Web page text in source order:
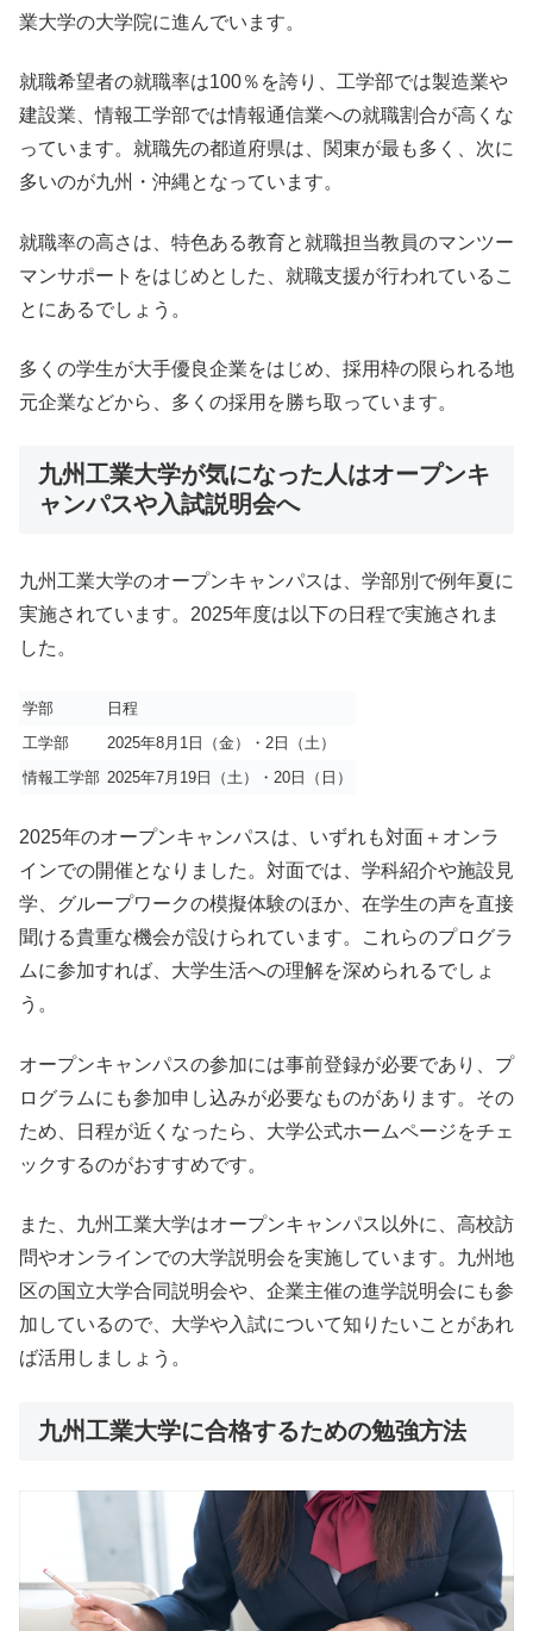
業大学の大学院に進んでいます。
就職希望者の就職率は100％を誇り、工学部では製造業や
建設業、情報工学部では情報通信業への就職割合が高くな
っています。就職先の都道府県は、関東が最も多く、次に
多いのが九州・沖縄となっています。
就職率の高さは、特色ある教育と就職担当教員のマンツー
マンサポートをはじめとした、就職支援が行われているこ
とにあるでしょう。
多くの学生が大手優良企業をはじめ、採用枠の限られる地
元企業などから、多くの採用を勝ち取っています。
九州工業大学が気になった人はオープンキ
ャンパスや入試説明会へ
九州工業大学のオープンキャンパスは、学部別で例年夏に
実施されています。2025年度は以下の日程で実施されま
した。
学部
日程
工学部
2025年8月 1 日（金）・ 2 日（土）
情報工学部 2025年7月 19 日（土）・ 20 日（日）
2025年のオープンキャンパスは、いずれも対面＋オンラ
インでの開催となりました。対面では、学科紹介や施設見
学、グループワークの模擬体験のほか、在学生の声を直接
聞ける貴重な機会が設けられています。これらのプログラ
ムに参加すれば、大学生活への理解を深められるでしょ
う。
オープンキャンパスの参加には事前登録が必要であり、プ
ログラムにも参加申し込みが必要なものがあります。その
ため、日程が近くなったら、大学公式ホームページをチェ
ックするのがおすすめです。
また、九州工業大学はオープンキャンパス以外に、高校訪
問やオンラインでの大学説明会を実施しています。九州地
区の国立大学合同説明会や、企業主催の進学説明会にも参
加しているので、大学や入試について知りたいことがあれ
ば活用しましょう。
九州工業大学に合格するための勉強方法